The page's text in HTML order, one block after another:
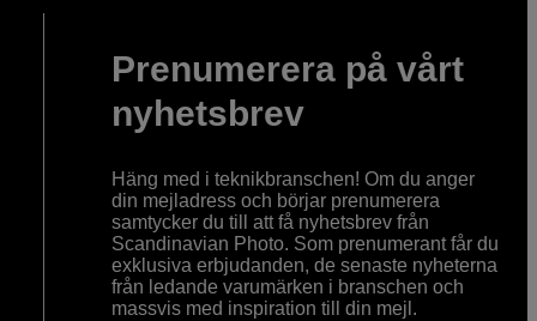
Prenumerera på vårt
nyhetsbrev
Häng med i teknikbranschen! Om du anger
din mejladress och börjar prenumerera
samtycker du till att få nyhetsbrev från
Scandinavian Photo. Som prenumerant får du
exklusiva erbjudanden, de senaste nyheterna
från ledande varumärken i branschen och
massvis med inspiration till din mejl.